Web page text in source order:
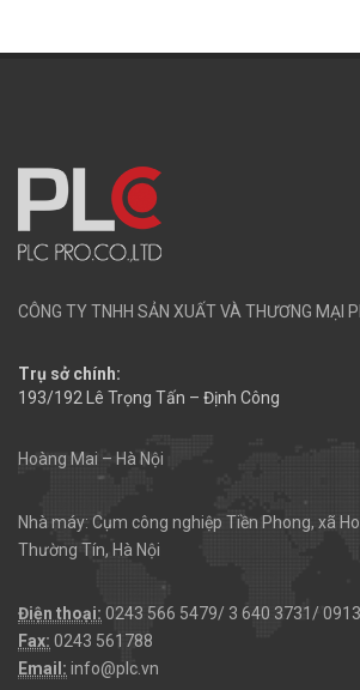
CÔNG TY TNHH SẢN XUẤT VÀ THƯƠNG MẠI
Trụ sở chính:
193/192 Lê Trọng Tấn – Định Công
Hoàng Mai – Hà Nội
Nhà máy: Cụm công nghiệp Tiền Phong, xã
Thường Tín, Hà Nội
Điện thoại: 0243 566 5479/ 3 640 3731/
Fax: 0243 561788
Email: info@plc.vn